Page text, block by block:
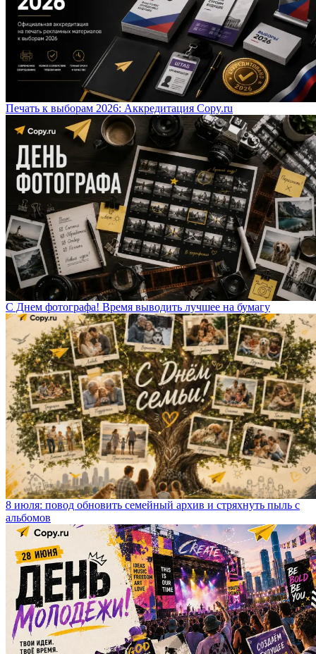
Печать к выборам 2026: Аккредитация Copy.ru
С Днем фотографа! Время выводить лучшее на бумагу
8 июля: повод обновить семейный архив и стряхнуть пыль с
альбомов